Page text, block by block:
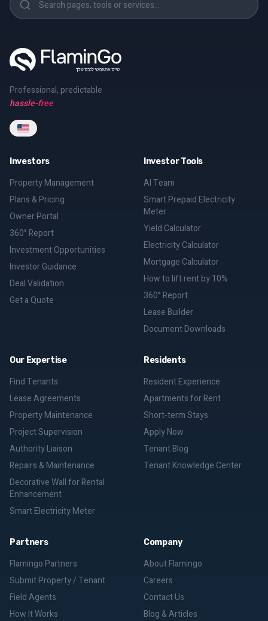
Professional, predictable
hassle-free
Investors
Property Management
Plans & Pricing
Owner Portal
360° Report
Investment Opportunities
Investor Guidance
Deal Validation
Get a Quote
Investor Tools
AI Team
Smart Prepaid Electricity
Meter
Yield Calculator
Electricity Calculator
Mortgage Calculator
How to lift rent by 10%
360° Report
Lease Builder
Document Downloads
Our Expertise
Find Tenants
Lease Agreements
Property Maintenance
Project Supervision
Authority Liaison
Repairs & Maintenance
Decorative Wall for Rental
Enhancement
Smart Electricity Meter
Residents
Resident Experience
Apartments for Rent
Short-term Stays
Apply Now
Tenant Blog
Tenant Knowledge Center
Partners
Flamingo Partners
Submit Property / Tenant
Field Agents
How It Works
Company
About Flamingo
Careers
Contact Us
Blog & Articles